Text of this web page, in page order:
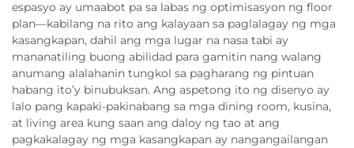
espasyo ay umaabot pa sa labas ng optimisasyon ng floor
plan—kabilang na rito ang kalayaan sa paglalagay ng mga
kasangkapan, dahil ang mga lugar na nasa tabi ay
mananatiling buong abilidad para gamitin nang walang
anumang alalahanin tungkol sa pagharang ng pintuan
habang ito’y binubuksan. Ang aspetong ito ng disenyo ay
lalo pang kapaki-pakinabang sa mga dining room, kusina,
at living area kung saan ang daloy ng tao at ang
pagkakalagay ng mga kasangkapan ay nangangailangan